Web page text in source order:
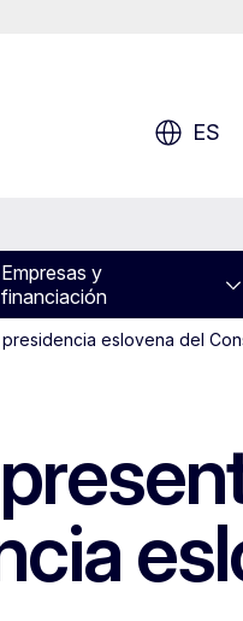
ES
Empresas y
financiación
eslovena del